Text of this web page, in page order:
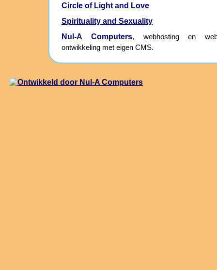
Circle of Light and Love
Spirituality and Sexuality
Nul-A Computers, webhosting en
ontwikkeling met eigen CMS.